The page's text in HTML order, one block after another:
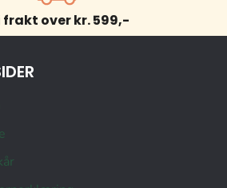
frakt over kr. 599,-